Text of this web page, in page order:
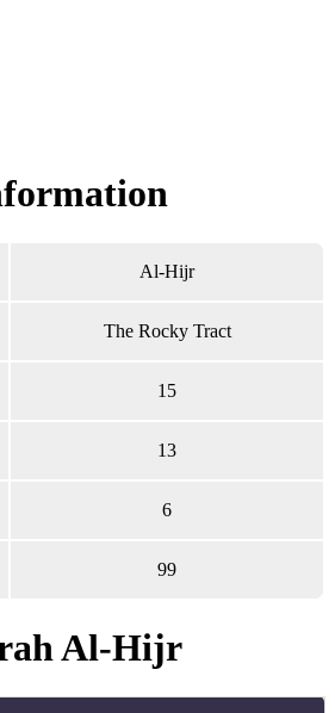
Al-Hijr
The Rocky Tract
15
13
6
99
Al-Hijr